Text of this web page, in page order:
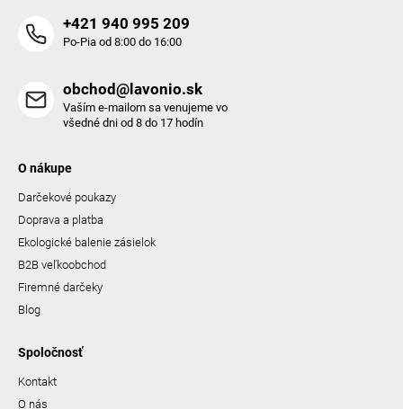
+421 940 995 209
Po-Pia od 8:00 do 16:00
obchod@lavonio.sk
Vaším e-mailom sa venujeme vo
všedné dni od 8 do 17 hodín
O nákupe
Darčekové poukazy
Doprava a platba
Ekologické balenie zásielok
B2B veľkoobchod
Firemné darčeky
Blog
Spoločnosť
Kontakt
O nás